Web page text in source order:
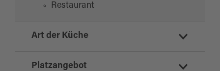
Restaurant
Art der Küche
deutsch
Platzangebot